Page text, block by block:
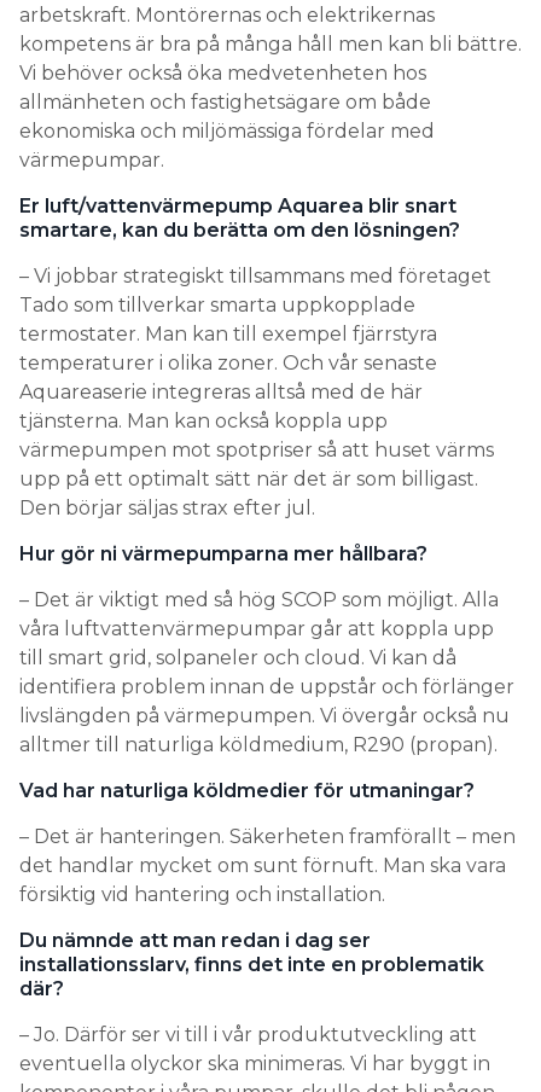
arbetskraft. Montörernas och elektrikernas
kompetens är bra på många håll men kan bli bättre.
Vi behöver också öka medvetenheten hos
allmänheten och fastighetsägare om både
ekonomiska och miljömässiga fördelar med
värmepumpar.
Er luft/vattenvärmepump Aquarea blir snart
smartare, kan du berätta om den lösningen?
– Vi jobbar strategiskt tillsammans med företaget
Tado som tillverkar smarta uppkopplade
termostater. Man kan till exempel fjärrstyra
temperaturer i olika zoner. Och vår senaste
Aquareaserie integreras alltså med de här
tjänsterna. Man kan också koppla upp
värmepumpen mot spotpriser så att huset värms
upp på ett optimalt sätt när det är som billigast.
Den börjar säljas strax efter jul.
Hur gör ni värmepumparna mer hållbara?
– Det är viktigt med så hög SCOP som möjligt. Alla
våra luftvattenvärmepumpar går att koppla upp
till smart grid, solpaneler och cloud. Vi kan då
identifiera problem innan de uppstår och förlänger
livslängden på värmepumpen. Vi övergår också nu
alltmer till naturliga köldmedium, R290 (propan).
Vad har naturliga köldmedier för utmaningar?
– Det är hanteringen. Säkerheten framförallt – men
det handlar mycket om sunt förnuft. Man ska vara
försiktig vid hantering och installation.
Du nämnde att man redan i dag ser
installationsslarv, finns det inte en problematik
där?
– Jo. Därför ser vi till i vår produktutveckling att
eventuella olyckor ska minimeras. Vi har byggt in